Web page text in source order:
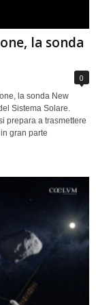
la sonda
0
la sonda New
Sistema Solare.
prepara a trasmettere
gran parte